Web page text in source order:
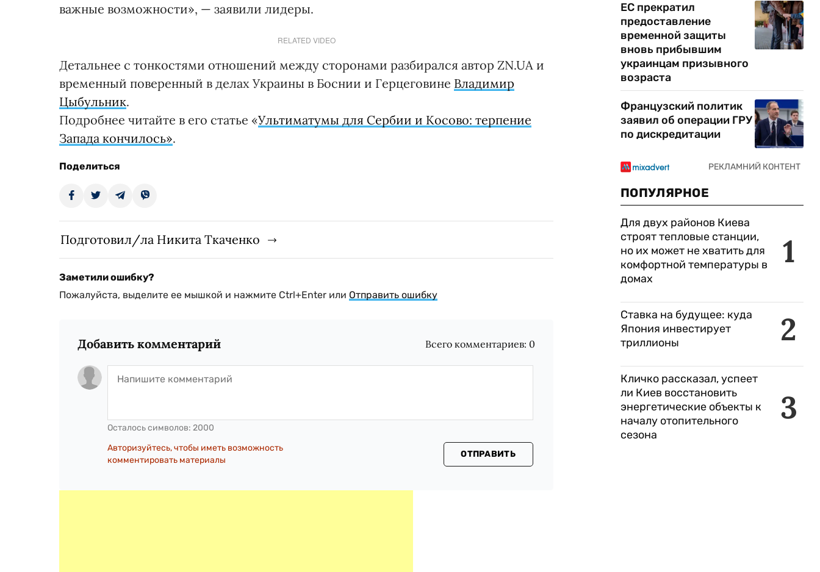
важные возможности», — заявили лидеры.
RELATED VIDEO
Детальнее с тонкостями отношений между сторонами разбирался автор ZN.UA и
временный поверенный в делах Украины в Боснии и Герцеговине Владимир
Цыбульник.
Подробнее читайте в его статье «Ультиматумы для Сербии и Косово: терпение
Запада кончилось».
Поделиться
Подготовил/ла Никита Ткаченко
Заметили ошибку?
Пожалуйста, выделите ее мышкой и нажмите Ctrl+Enter или Отправить ошибку
Добавить комментарий Всего комментариев: 0
Осталось символов: 2000
Авторизуйтесь, чтобы иметь возможность
комментировать материалы
ОТПРАВИТЬ
ЕС прекратил
предоставление
временной защиты
вновь прибывшим
украинцам призывного
возраста
Французский политик
заявил об операции ГРУ
по дискредитации
ПОПУЛЯРНОЕ
1
Для двух районов Киева
строят тепловые станции,
но их может не хватить для
комфортной температуры в
домах
2
Ставка на будущее: куда
Япония инвестирует
триллионы
3
Кличко рассказал, успеет
ли Киев восстановить
энергетические объекты к
началу отопительного
сезона